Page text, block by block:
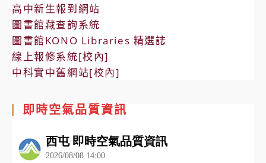
高中新生報到網站
圖書館藏查詢系統
圖書館KONO Libraries 精選誌
線上報修系統[校內]
中科實中舊網站[校內]
即時空氣品質資訊